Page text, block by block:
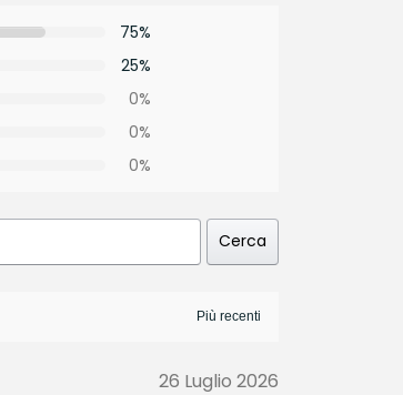
75%
25%
0%
0%
0%
Cerca
26 Luglio 2026